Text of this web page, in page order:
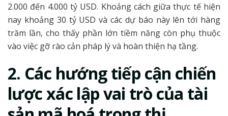
2.000 đến 4.000 tỷ USD. Khoảng cách giữa thực tế hiện
nay khoảng 30 tỷ USD và các dự báo này lên tới hàng
trăm lần, cho thấy phần lớn tiềm năng còn phụ thuộc
vào việc gỡ rào cản pháp lý và hoàn thiện hạ tầng.
2. Các hướng tiếp cận chiến
lược xác lập vai trò của tài